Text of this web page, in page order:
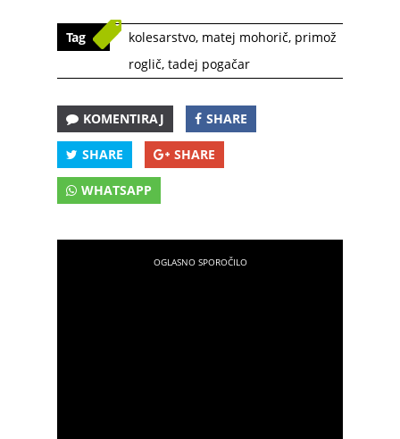
Tag kolesarstvo, matej mohorič, primož
roglič, tadej pogačar
KOMENTIRAJ SHARE
SHARE SHARE
WHATSAPP